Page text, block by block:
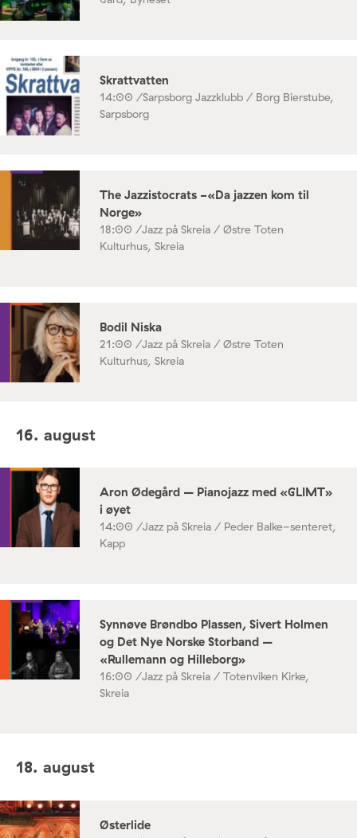
Skrattvatten
14:00 /Sarpsborg Jazzklubb / Borg Bierstube,
Sarpsborg
The Jazzistocrats -«Da jazzen kom til
Norge»
18:00 /Jazz på Skreia / Østre Toten
Kulturhus, Skreia
Bodil Niska
21:00 /Jazz på Skreia / Østre Toten
Kulturhus, Skreia
16. august
Aron Ødegård – Pianojazz med «GLIMT»
i øyet
14:00 /Jazz på Skreia / Peder Balke-senteret,
Kapp
Synnøve Brøndbo Plassen, Sivert Holmen
og Det Nye Norske Storband –
«Rullemann og Hilleborg»
16:00 /Jazz på Skreia / Totenviken Kirke,
Skreia
18. august
Østerlide